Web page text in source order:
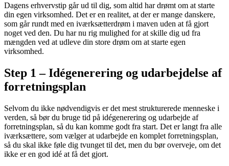
Dagens erhvervstip går ud til dig, som altid har drømt om at starte
din egen virksomhed. Det er en realitet, at der er mange danskere,
som går rundt med en iværksætterdrøm i maven uden at få gjort
noget ved den. Du har nu rig mulighed for at skille dig ud fra
mængden ved at udleve din store drøm om at starte egen
virksomhed.
Step 1 – Idégenerering og udarbejdelse af
forretningsplan
Selvom du ikke nødvendigvis er det mest strukturerede menneske i
verden, så bør du bruge tid på idégenerering og udarbejde af
forretningsplan, så du kan komme godt fra start. Det er langt fra alle
iværksættere, som vælger at udarbejde en komplet forretningsplan,
så du skal ikke føle dig tvunget til det, men du bør overveje, om det
ikke er en god idé at få det gjort.